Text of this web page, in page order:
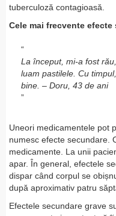
tuberculoză contagioasă.
Cele mai frecvente
La început, mi-a fost
luam pastilele. Cu
bine. – Doru, 43 de ani
Uneori medicamentele pot
numesc efecte secundare.
medicamente. La unii
apar. În general, efectele
dispar când corpul se
după aproximativ patru
Efectele secundare grave